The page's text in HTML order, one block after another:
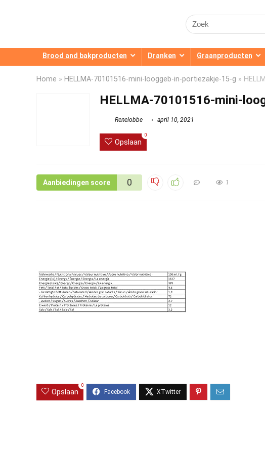
Search
for:
Brood and bakproducten Dranken Graanproducten
Home » HELLMA-70101516-mini-looggeb-in-portiezakje-15-g »
HELLMA-70101516-mini-
Renelobbe april 10, 2021
Opslaan
0
Aanbiedingen score 0 1
Opslaan
0